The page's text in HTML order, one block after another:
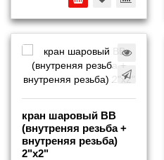
кран шаровый ВВ
(внутреняя резьба +
внутреняя резьба)
2"х2"